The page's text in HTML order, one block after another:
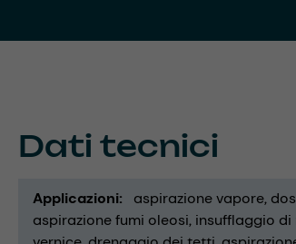
Dati tecnici
Applicazioni aspirazione vapore
aspirazione fumi oleosi insufflaggio